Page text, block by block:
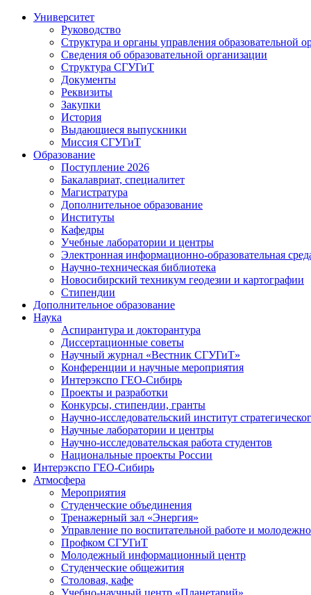
Университет
Руководство
Структура и органы управления образовательной
Сведения об образовательной организации
Структура СГУГиТ
Документы
Реквизиты
Закупки
История
Выдающиеся выпускники
Миссия СГУГиТ
Образование
Поступление 2026
Бакалавриат, специалитет
Магистратура
Дополнительное образование
Институты
Кафедры
Учебные лаборатории и центры
Электронная информационно-образовательная
Научно-техническая библиотека
Новосибирский техникум геодезии и картографии
Стипендии
Дополнительное образование
Наука
Аспирантура и докторантура
Диссертационные советы
Научный журнал «Вестник СГУГиТ»
Конференции и научные мероприятия
Интерэкспо ГЕО-Сибирь
Проекты и разработки
Конкурсы, стипендии, гранты
Научно-исследовательский институт
Научные лаборатории и центры
Научно-исследовательская работа студентов
Национальные проекты России
Интерэкспо ГЕО-Сибирь
Атмосфера
Мероприятия
Студенческие объединения
Тренажерный зал «Энергия»
Управление по воспитательной работе и
Профком СГУГиТ
Молодежный информационный центр
Студенческие общежития
Столовая, кафе
Учебно-научный центр «Планетарий»